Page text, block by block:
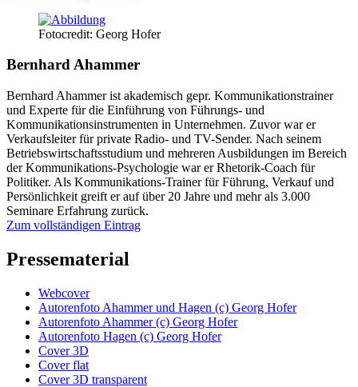
Fotocredit: Georg Hofer
Bernhard Ahammer
Bernhard Ahammer ist akademisch gepr. Kommunikationstrainer
und Experte für die Einführung von Führungs- und
Kommunikationsinstrumenten in Unternehmen. Zuvor war er
Verkaufsleiter für private Radio- und TV-Sender. Nach seinem
Betriebswirtschaftsstudium und mehreren Ausbildungen im Bereich
der Kommunikations-Psychologie war er Rhetorik-Coach für
Politiker. Als Kommunikations-Trainer für Führung, Verkauf und
Persönlichkeit greift er auf über 20 Jahre und mehr als 3.000
Seminare Erfahrung zurück.
Zum vollständigen Eintrag
Pressematerial
Webcover
Autorenfoto Ahammer und Hagen (c) Georg Hofer
Autorenfoto Ahammer (c) Georg Hofer
Autorenfoto Hagen (c) Georg Hofer
Cover 3D
Cover flat
Cover 3D transparent